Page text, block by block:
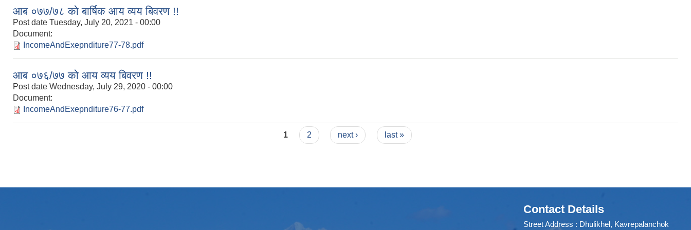
आब ०७७/७८ को बार्षिक आय व्यय बिवरण !!
Post date Tuesday, July 20, 2021 - 00:00
Document:
IncomeAndExepnditure77-78.pdf
आब ०७६/७७ को आय व्यय बिवरण !!
Post date Wednesday, July 29, 2020 - 00:00
Document:
IncomeAndExepnditure76-77.pdf
1 2 next › last »
Contact Details
Street Address : Dhulikhel, Kavrepalanchok